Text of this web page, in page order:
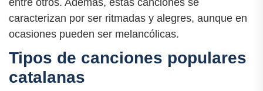
caracterizan por ser ritmadas y alegres, aunque en
ocasiones pueden ser melancólicas.
Tipos de canciones populares
catalanas